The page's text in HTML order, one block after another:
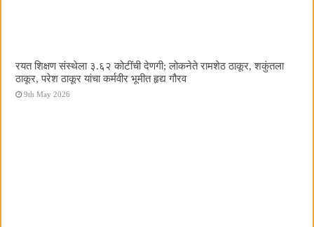
रयत शिक्षण संस्थेला ३.६२ कोटींची देणगी; लोकनेते रामशेठ ठाकूर, शकुंतला
ठाकूर, परेश ठाकूर यांचा कर्मवीर भूमीत हृद्य गौरव
9th May 2026